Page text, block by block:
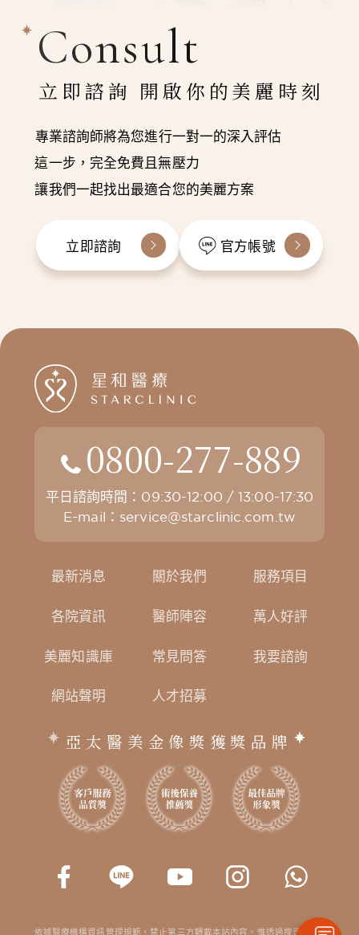
Consult
立即諮詢 開啟你的美麗時刻
專業諮詢師將為您進行一對一的深入評估
這一步，完全免費且無壓力
讓我們一起找出最適合您的美麗方案
立即諮詢 官方帳號
0800-277-889
平日諮詢時間：09:30-12:00 / 13:00-17:30
E-mail： service@starclinic.com.tw
最新消息 關於我們 服務項目
各院資訊 醫師陣容 萬人好評
美麗知識庫 常見問答 我要諮詢
網站聲明 人才招募
亞太醫美金像獎獲獎品牌
依據醫療機構資訊管理規範，禁止第三方轉載本站內容。惟透過搜尋